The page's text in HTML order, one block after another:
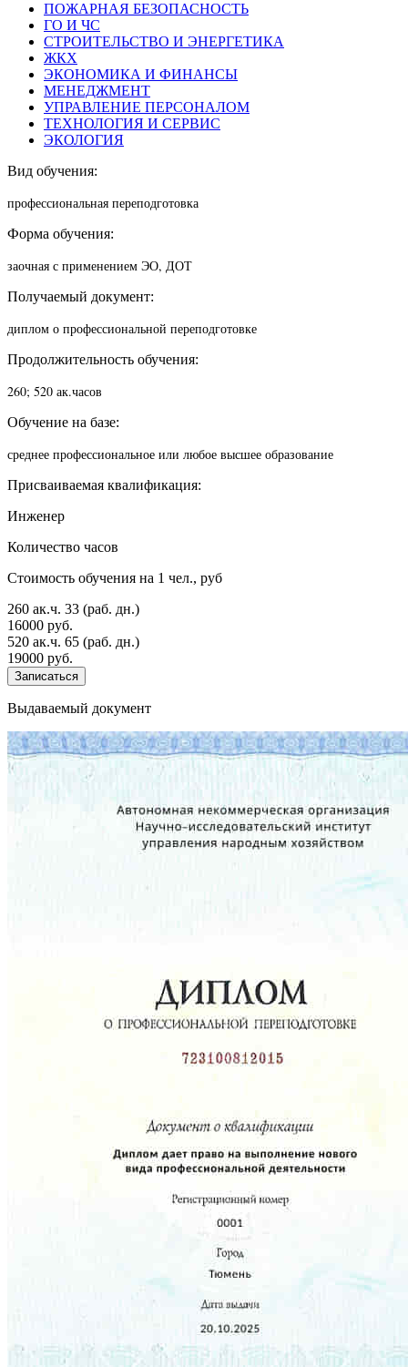
ПОЖАРНАЯ БЕЗОПАСНОСТЬ
ГО И ЧС
СТРОИТЕЛЬСТВО И ЭНЕРГЕТИКА
ЖКХ
ЭКОНОМИКА И ФИНАНСЫ
МЕНЕДЖМЕНТ
УПРАВЛЕНИЕ ПЕРСОНАЛОМ
ТЕХНОЛОГИЯ И СЕРВИС
ЭКОЛОГИЯ
Вид обучения:
профессиональная переподготовка
Форма обучения:
заочная с применением ЭО, ДОТ
Получаемый документ:
диплом о профессиональной переподготовке
Продолжительность обучения:
260; 520 ак.часов
Обучение на базе:
среднее профессиональное или любое высшее образование
Присваиваемая квалификация:
Инженер
Количество часов
Стоимость обучения на 1 чел., руб
260 ак.ч. 33 (раб. дн.)
16000 руб.
520 ак.ч. 65 (раб. дн.)
19000 руб.
Записаться
Выдаваемый документ